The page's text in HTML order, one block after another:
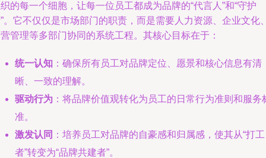
的每一个细胞，让每一位员工都成为品牌的“代言人”和“守护
。它不仅仅是市场部门的职责，而是需要人力资源、企业文化
管理等多部门协同的系统工程。其核心目标在于：
统一认知 ：确保所有员工对品牌定位、愿景和核心信息有清
晰、一致的理解。
驱动行为 ：将品牌价值观转化为员工的日常行为准则和服务
准。
激发认同 ：培养员工对品牌的自豪感和归属感，使其从“打工
者”转变为“品牌共建者”。